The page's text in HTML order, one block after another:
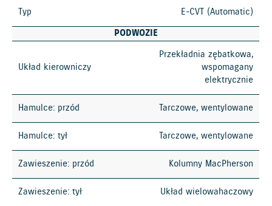
Typ
E-CVT (Automatic)
PODWOZIE
Układ kierowniczy
Przekładnia zębatkowa,
wspomagany
elektrycznie
Hamulce: przód Tarczowe, wentylowane
Hamulce: tył Tarczowe, wentylowane
Zawieszenie: przód Kolumny MacPherson
Zawieszenie: tył Układ wielowahaczowy